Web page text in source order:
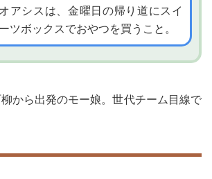
オアシスは、金曜日の帰り道にスイ
ーツボックスでおやつを買うこと。
から出発のモー娘。世代チーム目線で